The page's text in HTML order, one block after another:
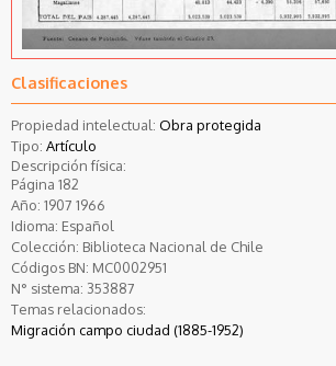
Clasificaciones
Propiedad intelectual: Obra protegida
Tipo: Artículo
Descripción física:
Página 182
Año: 1907 1966
Idioma: Español
Colección: Biblioteca Nacional de Chile
Códigos BN: MC0002951
N° sistema: 353887
Temas relacionados:
Migración campo ciudad (1885-1952)